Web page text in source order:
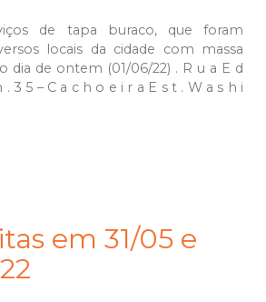
de tapa buraco, que foram
locais da cidade com massa
dia de ontem (01/06/22) . R u a E d
3 5 – C a c h o e i r a E s t . W a s h i
em 31/05 e